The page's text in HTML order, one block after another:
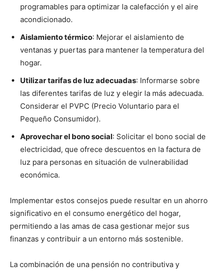
programables para optimizar la calefacción y el aire
acondicionado.
Aislamiento térmico: Mejorar el aislamiento de
ventanas y puertas para mantener la temperatura del
hogar.
Utilizar tarifas de luz adecuadas: Informarse sobre
las diferentes tarifas de luz y elegir la más adecuada.
Considerar el PVPC (Precio Voluntario para el
Pequeño Consumidor).
Aprovechar el bono social: Solicitar el bono social de
electricidad, que ofrece descuentos en la factura de
luz para personas en situación de vulnerabilidad
económica.
Implementar estos consejos puede resultar en un ahorro
significativo en el consumo energético del hogar,
permitiendo a las amas de casa gestionar mejor sus
finanzas y contribuir a un entorno más sostenible.
La combinación de una pensión no contributiva y